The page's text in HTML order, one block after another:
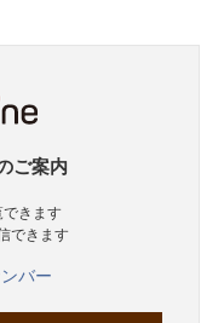
ご案内
できます
できます
バー